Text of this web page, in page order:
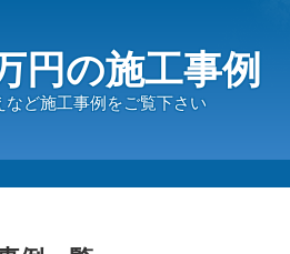
円の施工事例
ど施工事例をご覧下さい